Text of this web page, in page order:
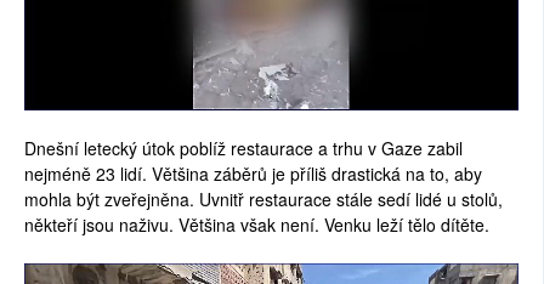
Dnešní letecký útok poblíž restaurace a trhu v Gaze zabil
nejméně 23 lidí. Většina záběrů je příliš drastická na to, aby
mohla být zveřejněna. Uvnitř restaurace stále sedí lidé u stolů,
někteří jsou naživu. Většina však není. Venku leží tělo dítěte.